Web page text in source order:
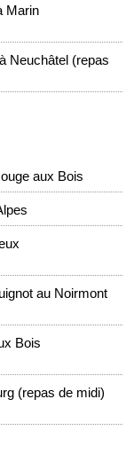
Marin
Neuchâtel (repas
aux Bois
au Noirmont
Bois
(repas de midi)